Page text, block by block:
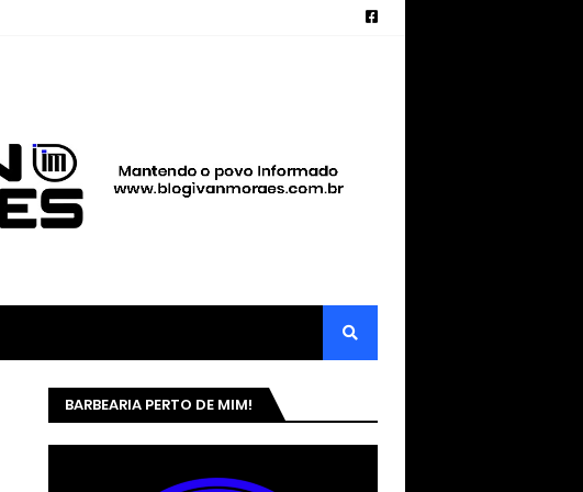
BARBEARIA PERTO DE MIM!